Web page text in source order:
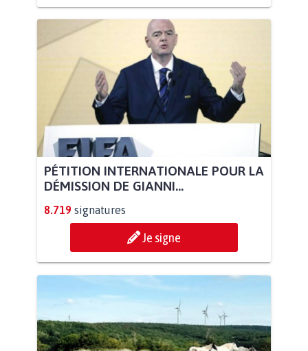
PÉTITION INTERNATIONALE POUR LA
DÉMISSION DE GIANNI...
8.719 signatures
Je signe